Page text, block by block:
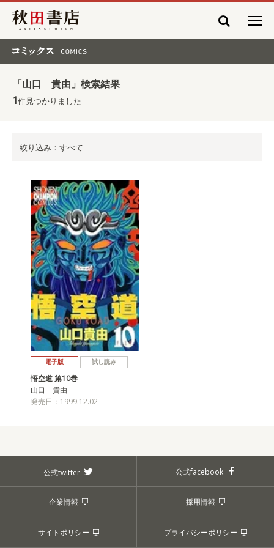
秋田書店
「山口 貴由」検索結果
1件見つかりました
絞り込み：すべて
電子版 試し読み
悟空道 第10巻
山口 貴由
発売日：1999.12.02
公式twitter 公式facebook
企業情報 採用情報
サイトポリシー プライバシーポリシー